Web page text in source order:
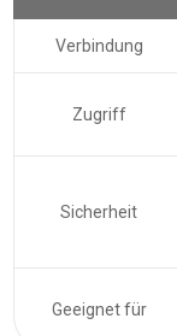
Verbindung
Zugriff
Sicherheit
Geeignet für